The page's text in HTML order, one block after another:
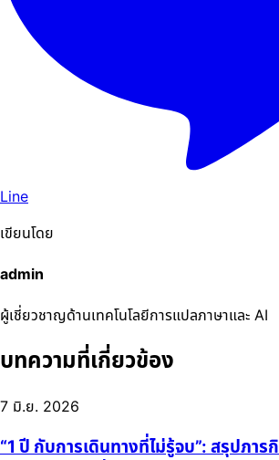
Line
เขียนโดย
admin
ผู้เชี่ยวชาญด้านเทคโนโลยีการแปลภาษาและ AI
บทความที่เกี่ยวข้อง
7 มิ.ย. 2026
“1 ปี กับการเดินทางที่ไม่รู้จบ”: สรุปภา